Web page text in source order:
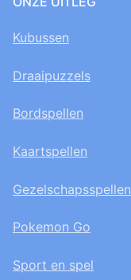
Kubussen
Draaipuzzels
Bordspellen
Kaartspellen
Gezelschapsspellen
Pokemon Go
Sport en spel